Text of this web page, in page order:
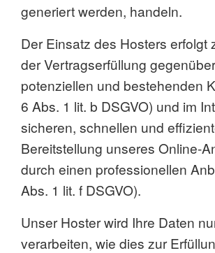
generiert werden, handeln.
Der Einsatz des Hosters erfolgt
der Vertragserfüllung
potenziellen und bestehenden
6 Abs. 1 lit. b DSGVO) und im
sicheren, schnellen und
Bereitstellung unseres Online-
durch einen professionellen
Abs. 1 lit. f DSGVO).
Unser Hoster wird Ihre Daten
verarbeiten, wie dies zur